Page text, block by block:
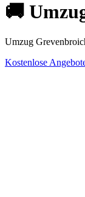
🚚
Umzug
Kostenlose